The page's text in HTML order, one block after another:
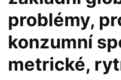
problémy,
konzumní
metrické,